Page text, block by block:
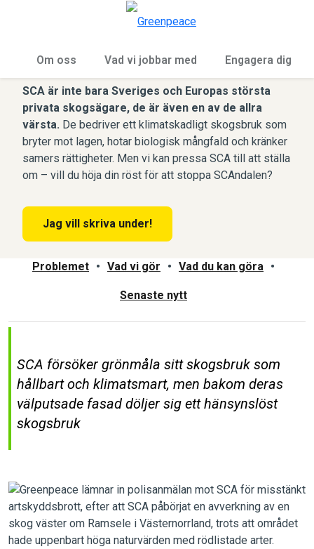
Om oss Vad vi jobbar med Engagera dig
Stoppa SCAndalen!
SCA är inte bara Sveriges och Europas största
privata skogsägare, de är även en av de allra
värsta. De bedriver ett klimatskadligt skogsbruk som
bryter mot lagen, hotar biologisk mångfald och kränker
samers rättigheter. Men vi kan pressa SCA till att ställa
om – vill du höja din röst för att stoppa SCAndalen?
Jag vill skriva under!
Problemet • Vad vi gör • Vad du kan göra •
Senaste nytt
SCA försöker grönmåla sitt skogsbruk som
hållbart och klimatsmart, men bakom deras
välputsade fasad döljer sig ett hänsynslöst
skogsbruk